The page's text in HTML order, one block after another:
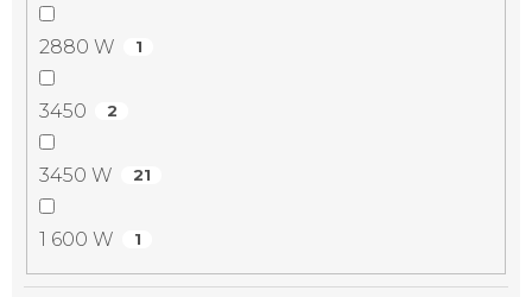
2880 W 1
3450 2
3450 W 21
1 600 W 1